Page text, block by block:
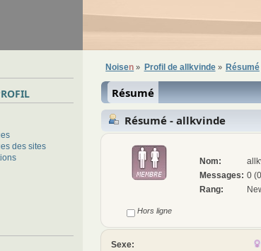
des sites
Noisen » Profil de allkvinde» Résumé
Résumé
Résumé - allkvinde
Hors ligne
Nom:
Messages: 0
Rang:
Sexe: